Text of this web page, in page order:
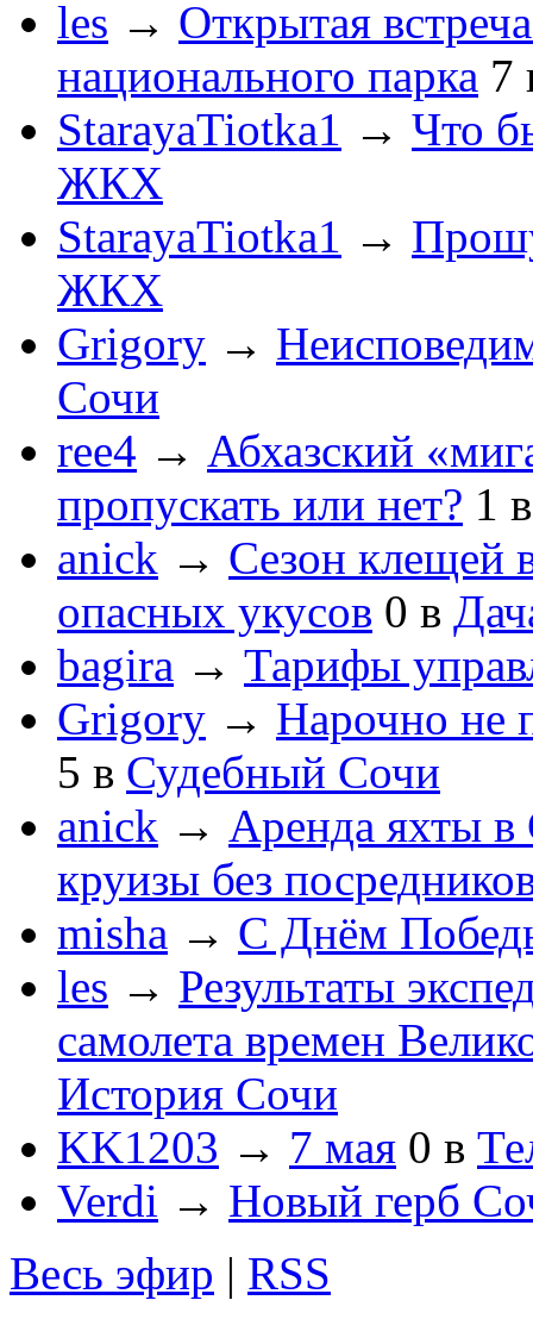
les → Открытая
национального парка 7
StarayaTiotka1 → Что
ЖКХ
StarayaTiotka1 →
ЖКХ
Grigory →
Сочи
ree4 → Абхазский
пропускать или нет? 1
anick → Сезон клещей
опасных укусов 0 в
bagira → Тарифы
Grigory → Нарочно не
5 в Судебный Сочи
anick → Аренда яхты в
круизы без
misha → С Днём
les → Результаты
самолета времен
История Сочи
KK1203 → 7 мая 0 в
Verdi → Новый герб
Весь эфир | RSS